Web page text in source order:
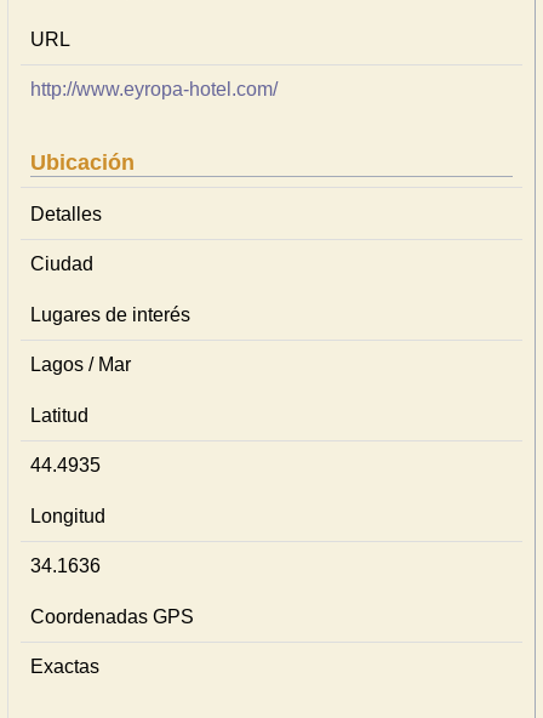
URL
http://www.eyropa-hotel.com/
Ubicación
Detalles
Ciudad
Lugares de interés
Lagos / Mar
Latitud
44.4935
Longitud
34.1636
Coordenadas GPS
Exactas